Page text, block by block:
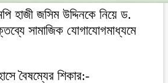
হাজী জসিম উদ্দিনকে নিয়ে ড.
সামাজিক যোগাযোগমাধ্যমে
বৈষম্যের শিকার:-